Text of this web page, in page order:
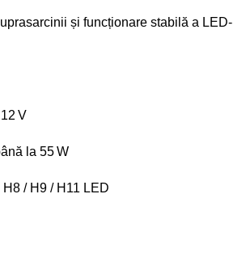
și funcționare stabilă a LED-
12 V
la 55 W
H8 / H9 / H11 LED